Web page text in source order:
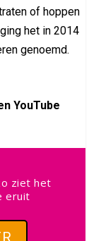
of hoppen
het in 2014
genoemd.
YouTube
ziet het
eruit